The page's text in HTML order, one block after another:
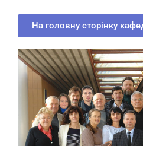
На головну сторінку